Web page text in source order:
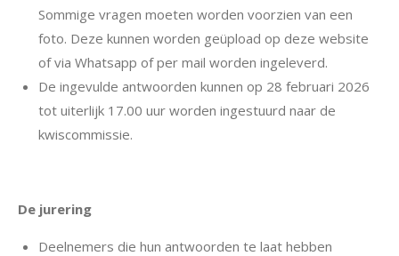
Sommige vragen moeten worden voorzien van een
foto. Deze kunnen worden geüpload op deze website
of via Whatsapp of per mail worden ingeleverd.
De ingevulde antwoorden kunnen op 28 februari 2026
tot uiterlijk 17.00 uur worden ingestuurd naar de
kwiscommissie.
De jurering
Deelnemers die hun antwoorden te laat hebben